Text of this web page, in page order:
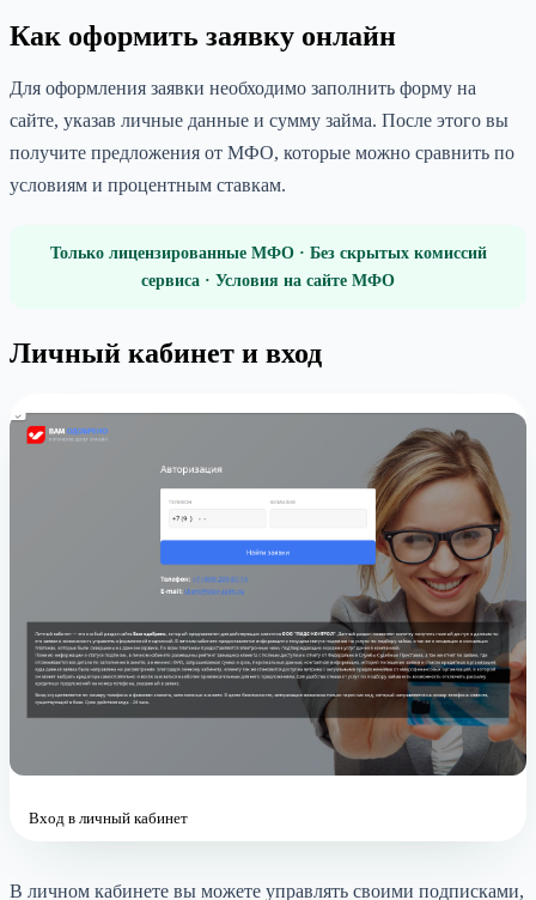
Как оформить заявку онлайн
Для оформления заявки необходимо заполнить форму на
сайте, указав личные данные и сумму займа. После этого вы
получите предложения от МФО, которые можно сравнить по
условиям и процентным ставкам.
Только лицензированные МФО · Без скрытых комиссий
сервиса · Условия на сайте МФО
Личный кабинет и вход
Вход в личный кабинет
В личном кабинете вы можете управлять своими подписками,